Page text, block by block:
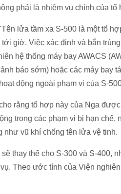
phải là nhiệm vụ chính của tổ
lửa tầm xa S-500 là một tổ
giờ. Việc xác định và bắn
hệ thống máy bay AWACS
báo sớm) hoặc các máy bay
động ngoài phạm vi của S-
rằng tổ hợp này của Nga
trong các phạm vi bị hạn
như vũ khí chống tên lửa vệ tinh.
thay thế cho S-300 và S-400,
Theo ước tính của Viện